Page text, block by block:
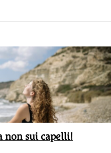
non sui capelli!